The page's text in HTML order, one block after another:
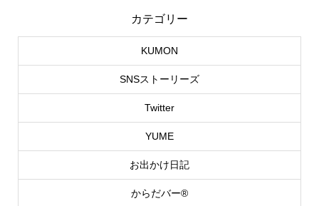
カテゴリー
KUMON
SNSストーリーズ
Twitter
YUME
お出かけ日記
からだバー®